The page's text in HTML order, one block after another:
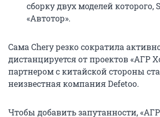
сборку двух моделей которого,
«Автотор».
Сама Chery резко сократила
дистанцируется от проектов «АГР
партнером с китайской стороны
неизвестная компания Defetoo.
Чтобы добавить запутанности,